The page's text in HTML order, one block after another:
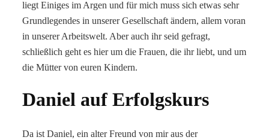
liegt Einiges im Argen und für mich muss sich etwas sehr
Grundlegendes in unserer Gesellschaft ändern, allem voran
in unserer Arbeitswelt. Aber auch ihr seid gefragt,
schließlich geht es hier um die Frauen, die ihr liebt, und um
die Mütter von euren Kindern.
Daniel auf Erfolgskurs
Da ist Daniel, ein alter Freund von mir aus der